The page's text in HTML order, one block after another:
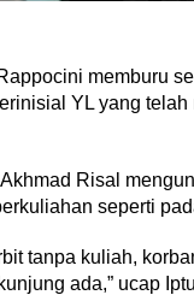
memburu
YL yang
Risal
seperti
tanpa kuliah,
ada,” ucap